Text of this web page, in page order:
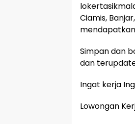
Ciamis,
Simpan dan
dan
Ingat kerja
Lowongan